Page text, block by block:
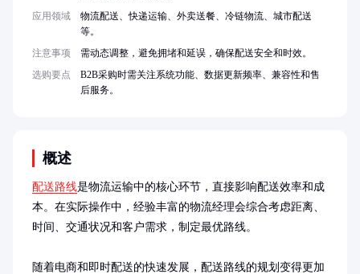
概述
配送路线是物流运输中的核心环节，直接影响配送效率和成
本。在实际操作中，经验丰富的物流经理会综合考虑距离、
时间、交通状况和客户需求，制定最优路线。
随着电商和即时配送的快速发展，配送路线的规划变得更加
应用领域
物流配送、快递运输、外卖送餐、冷链物流、城市配送
等。
注意事项
需动态调整，避免拥堵和延误，确保配送安全和时效。
选购要点
B2B采购时需关注系统功能、数据更新频率、兼容性和售
后服务。